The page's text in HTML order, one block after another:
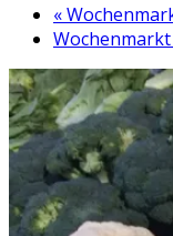
«
Wochenmarkt